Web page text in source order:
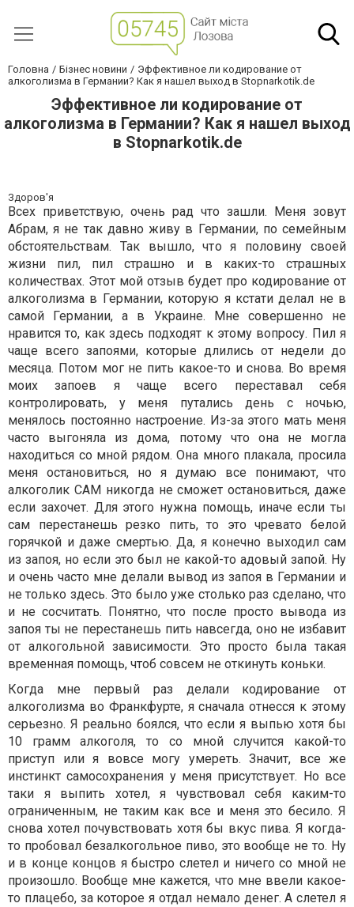
Головна Бізнес новини
Эффективное ли кодирование от
алкоголизма в Германии? Как я нашел выход в Stopnarkotik.de
Эффективное ли кодирование от
алкоголизма в Германии? Как я нашел выход
в Stopnarkotik.de
Здоров'я
Всех приветствую, очень рад что зашли. Меня зовут
Абрам, я не так давно живу в Германии, по семейным
обстоятельствам. Так вышло, что я половину своей
жизни пил, пил страшно и в каких-то страшных
количествах. Этот мой отзыв будет про кодирование от
алкоголизма в Германии, которую я кстати делал не в
самой Германии, а в Украине. Мне совершенно не
нравится то, как здесь подходят к этому вопросу. Пил я
чаще всего запоями, которые длились от недели до
месяца. Потом мог не пить какое-то и снова. Во время
моих запоев я чаще всего переставал себя
контролировать, у меня путались день с ночью,
менялось постоянно настроение. Из-за этого мать меня
часто выгоняла из дома, потому что она не могла
находиться со мной рядом. Она много плакала, просила
меня остановиться, но я думаю все понимают, что
алкоголик САМ никогда не сможет остановиться, даже
если захочет. Для этого нужна помощь, иначе если ты
сам перестанешь резко пить, то это чревато белой
горячкой и даже смертью. Да, я конечно выходил сам
из запоя, но если это был не какой-то адовый запой. Ну
и очень часто мне делали вывод из запоя в Германии и
не только здесь. Это было уже столько раз сделано, что
и не сосчитать. Понятно, что после просто вывода из
запоя ты не перестанешь пить навсегда, оно не избавит
от алкогольной зависимости. Это просто была такая
временная помощь, чтоб совсем не откинуть коньки.
Когда мне первый раз делали кодирование от
алкоголизма во Франкфурте, я сначала отнесся к этому
серьезно. Я реально боялся, что если я выпью хотя бы
10 грамм алкоголя, то со мной случится какой-то
приступ или я вовсе могу умереть. Значит, все же
инстинкт самосохранения у меня присутствует. Но все
таки я выпить хотел, я чувствовал себя каким-то
ограниченным, не таким как все и меня это бесило. Я
снова хотел почувствовать хотя бы вкус пива. Я когда-
то пробовал безалкогольное пиво, это вообще не то. Ну
и в конце концов я быстро слетел и ничего со мной не
произошло. Вообще мне кажется, что мне ввели какое-
то плацебо, за которое я отдал немало денег. А слетел я